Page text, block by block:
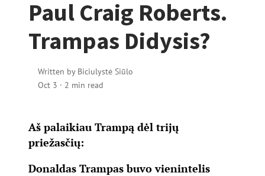
Paul Craig Roberts.
Trampas Didysis?
Written by Biciulystė Siūlo
Oct 3 · 2 min read
Aš palaikiau Trampą dėl trijų
priežasčių:
Donaldas Trampas buvo vienintelis